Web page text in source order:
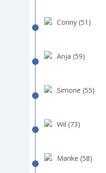
Conny (51)
Anja (59)
Simone (55)
Wil (73)
Marike (58)